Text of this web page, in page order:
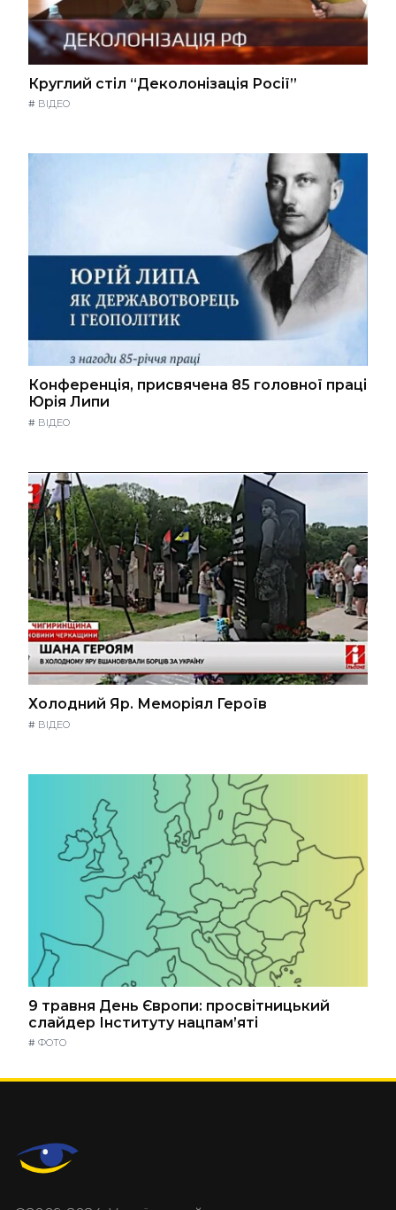
Круглий стіл “Деколонізація Росії”
# ВІДЕО
Конференція, присвячена 85 головної праці
Юрія Липи
# ВІДЕО
Холодний Яр. Меморіял Героїв
# ВІДЕО
9 травня День Європи: просвітницький
слайдер Інституту нацпам’яті
# ФОТО